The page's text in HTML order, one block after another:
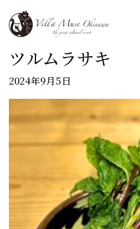
ツルムラサキ
2024年9月5日